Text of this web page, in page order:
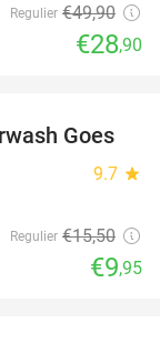
Regulier €49,90
€28,90
36%
Goes
9.7 star
Regulier €15,50
€9,95